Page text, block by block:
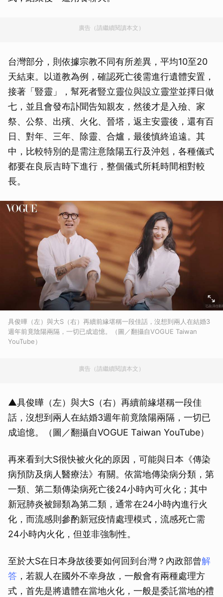
廣告（請繼續閱讀本文）
台灣部分，則依據宗教不同有所差異，平均10至20
天結束。以道教為例，確認死亡後需進行遺體安置，
接著「豎靈」，幫死者豎立靈位與設立靈堂並擇日做
七，並且會發布訃聞告知親友，然後才是入殮、家
祭、公祭、出殯、火化、晉塔，返主安靈後，還有百
日、對年、三年、除靈、合爐，最後慎終追遠。其
中，比較特別的是需注意陰陽五行及沖剋，各種儀式
都要在良辰吉時下進行，整個儀式所耗時間相對較
長。
具俊曄（左）與大S（右）再續前緣堪稱一段佳話，沒想到兩人在結婚3
週年前竟陰陽兩隔，一切已成追憶。（圖／翻攝自VOGUE Taiwan
YouTube）
廣告（請繼續閱讀本文）
▲具俊曄（左）與大S（右）再續前緣堪稱一段佳
話，沒想到兩人在結婚3週年前竟陰陽兩隔，一切已
成追憶。（圖／翻攝自VOGUE Taiwan YouTube）
再來看到大S很快被火化的原因，可能與日本《傳染
病預防及病人醫療法》有關。依當地傳染病分類，第
一類、第二類傳染病死亡後24小時內可火化；其中
新冠肺炎被歸類為第二類，通常在24小時內進行火
化，而流感則參酌新冠疫情處理模式，流感死亡需
24小時內火化，但並非強制性。
至於大S在日本身故後要如何回到台灣？內政部曾解
答 ，若親人在國外不幸身故，一般會有兩種處理方
式，首先是將遺體在當地火化，一般是委託當地的禮